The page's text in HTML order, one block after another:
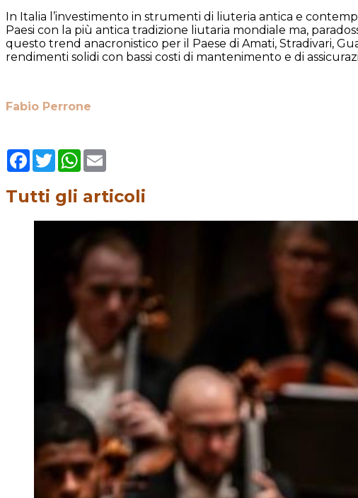
In Italia l’investimento in strumenti di liuteria antica e
Paesi con la più antica tradizione liutaria mondiale ma,
questo trend anacronistico per il Paese di Amati, Stradivari,
rendimenti solidi con bassi costi di mantenimento e di
Fabio Perrone
Facebook
TwitterWhatsApp
Tutti gli articoli